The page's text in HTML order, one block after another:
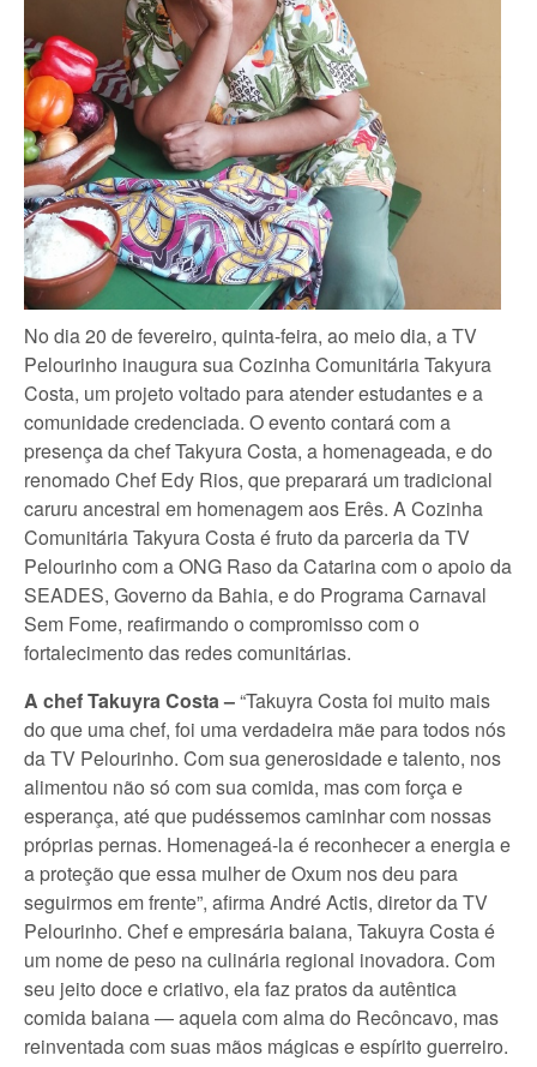
No dia 20 de fevereiro, quinta-feira, ao meio dia, a TV
Pelourinho inaugura sua Cozinha Comunitária Takyura
Costa, um projeto voltado para atender estudantes e a
comunidade credenciada. O evento contará com a
presença da chef Takyura Costa, a homenageada, e do
renomado Chef Edy Rios, que preparará um tradicional
caruru ancestral em homenagem aos Erês. A Cozinha
Comunitária Takyura Costa é fruto da parceria da TV
Pelourinho com a ONG Raso da Catarina com o apoio da
SEADES, Governo da Bahia, e do Programa Carnaval
Sem Fome, reafirmando o compromisso com o
fortalecimento das redes comunitárias.
A chef Takuyra Costa –“Takuyra Costa foi muito mais
do que uma chef, foi uma verdadeira mãe para todos nós
da TV Pelourinho. Com sua generosidade e talento, nos
alimentou não só com sua comida, mas com força e
esperança, até que pudéssemos caminhar com nossas
próprias pernas. Homenageá-la é reconhecer a energia e
a proteção que essa mulher de Oxum nos deu para
seguirmos em frente”, afirma André Actis, diretor da TV
Pelourinho. Chef e empresária baiana, Takuyra Costa é
um nome de peso na culinária regional inovadora. Com
seu jeito doce e criativo, ela faz pratos da autêntica
comida baiana — aquela com alma do Recôncavo, mas
reinventada com suas mãos mágicas e espírito guerreiro.